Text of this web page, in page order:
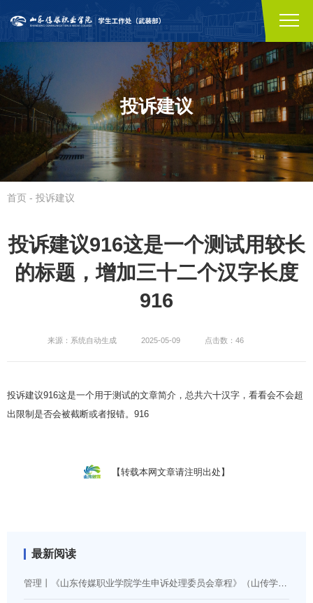
投诉建议
首页 - 投诉建议
投诉建议916这是一个测试用较长
的标题，增加三十二个汉字长度
916
来源：系统自动生成 2025-05-09 点击数：46
投诉建议916这是一个用于测试的文章简介，总共六十汉字，看看会不会超
出限制是否会被截断或者报错。916
【转载本网文章请注明出处】
最新阅读